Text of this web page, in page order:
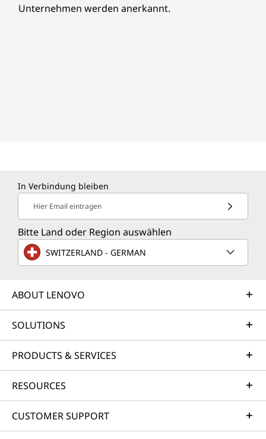
Unternehmen werden anerkannt.
In Verbindung bleiben
Hier Email eintragen
Bitte Land oder Region auswählen
SWITZERLAND - GERMAN
ABOUT LENOVO
SOLUTIONS
PRODUCTS & SERVICES
RESOURCES
CUSTOMER SUPPORT